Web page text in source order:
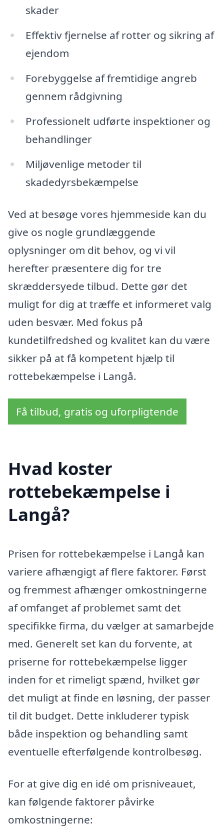
skader
Effektiv fjernelse af rotter og sikring af
ejendom
Forebyggelse af fremtidige angreb
gennem rådgivning
Professionelt udførte inspektioner og
behandlinger
Miljøvenlige metoder til
skadedyrsbekæmpelse
Ved at besøge vores hjemmeside kan du
give os nogle grundlæggende
oplysninger om dit behov, og vi vil
herefter præsentere dig for tre
skræddersyede tilbud. Dette gør det
muligt for dig at træffe et informeret valg
uden besvær. Med fokus på
kundetilfredshed og kvalitet kan du være
sikker på at få kompetent hjælp til
rottebekæmpelse i Langå.
Få tilbud, gratis og uforpligtende
Hvad koster
rottebekæmpelse i
Langå?
Prisen for rottebekæmpelse i Langå kan
variere afhængigt af flere faktorer. Først
og fremmest afhænger omkostningerne
af omfanget af problemet samt det
specifikke firma, du vælger at samarbejde
med. Generelt set kan du forvente, at
priserne for rottebekæmpelse ligger
inden for et rimeligt spænd, hvilket gør
det muligt at finde en løsning, der passer
til dit budget. Dette inkluderer typisk
både inspektion og behandling samt
eventuelle efterfølgende kontrolbesøg.
For at give dig en idé om prisniveauet,
kan følgende faktorer påvirke
omkostningerne: